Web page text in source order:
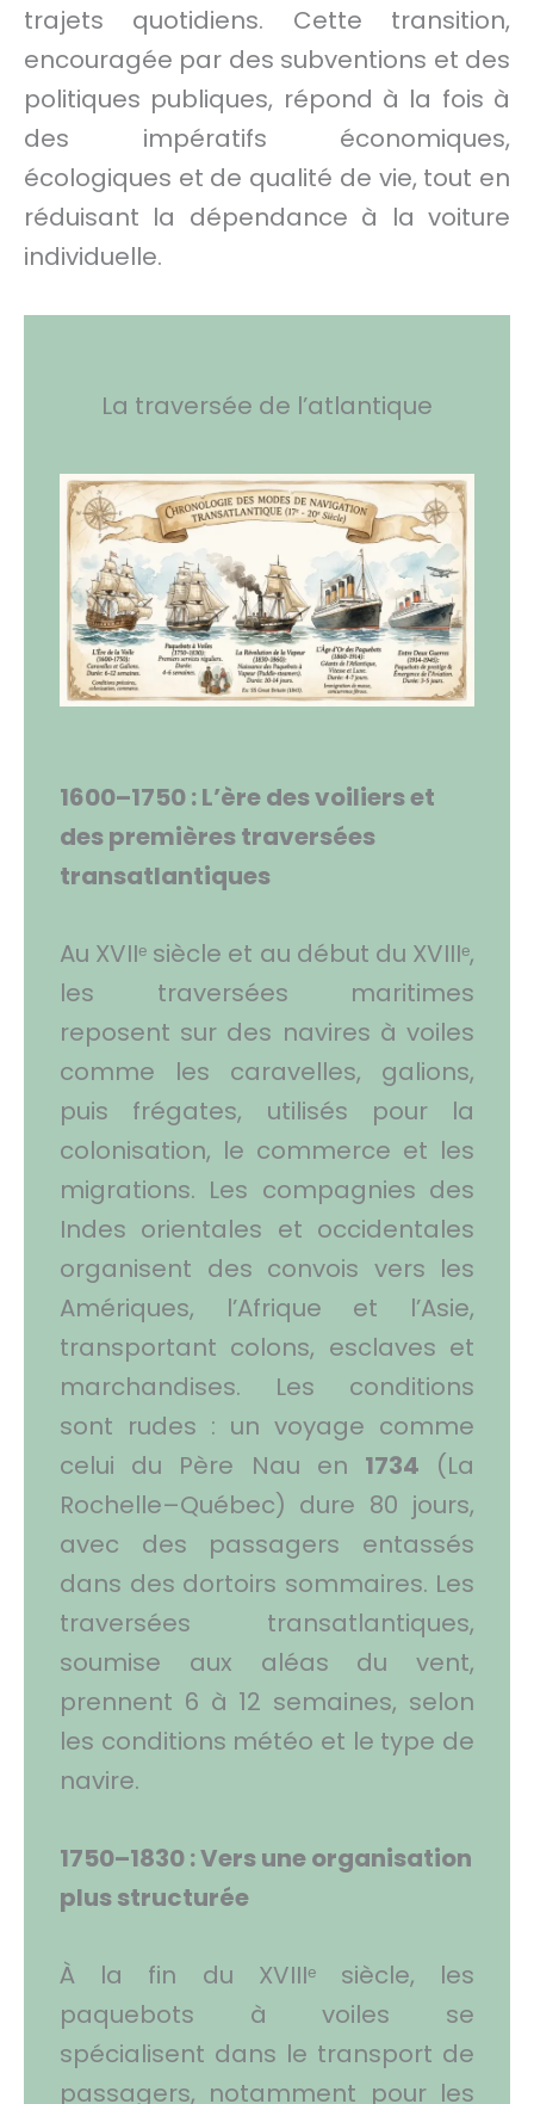
trajets quotidiens. Cette transition,
encouragée par des subventions et des
politiques publiques, répond à la fois à
des impératifs économiques,
écologiques et de qualité de vie, tout en
réduisant la dépendance à la voiture
individuelle.
La traversée de l’atlantique
1600–1750 : L’ère des voiliers et
des premières traversées
transatlantiques
Au XVIIᵉ siècle et au début du XVIIIᵉ,
les traversées maritimes
reposent sur des navires à voiles
comme les caravelles, galions,
puis frégates, utilisés pour la
colonisation, le commerce et les
migrations. Les compagnies des
Indes orientales et occidentales
organisent des convois vers les
Amériques, l’Afrique et l’Asie,
transportant colons, esclaves et
marchandises. Les conditions
sont rudes : un voyage comme
celui du Père Nau en 1734 (La
Rochelle–Québec) dure 80 jours,
avec des passagers entassés
dans des dortoirs sommaires. Les
traversées transatlantiques,
soumise aux aléas du vent,
prennent 6 à 12 semaines, selon
les conditions météo et le type de
navire.
1750–1830 : Vers une organisation
plus structurée
À la fin du XVIIIᵉ siècle, les
paquebots à voiles se
spécialisent dans le transport de
passagers, notamment pour les